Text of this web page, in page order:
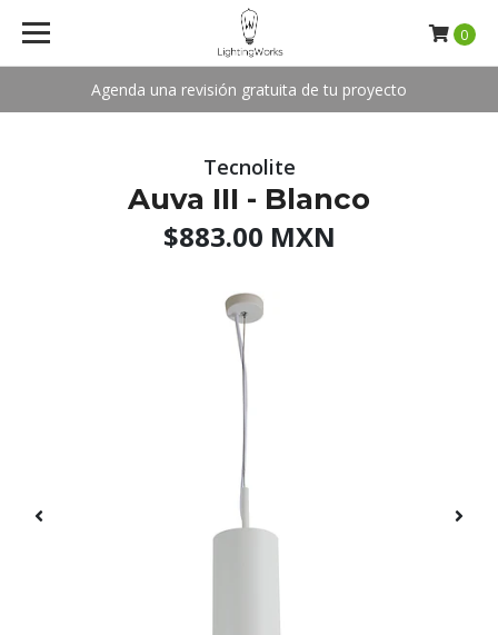
Agenda una revisión gratuita de tu proyecto
0
Tecnolite
Auva III - Blanco
$883.00 MXN